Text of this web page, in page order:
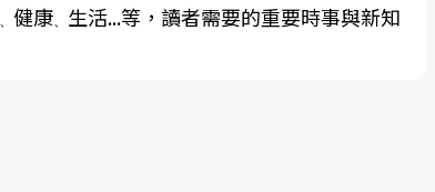
健康 生活...等，讀者需要的重要時事與新知